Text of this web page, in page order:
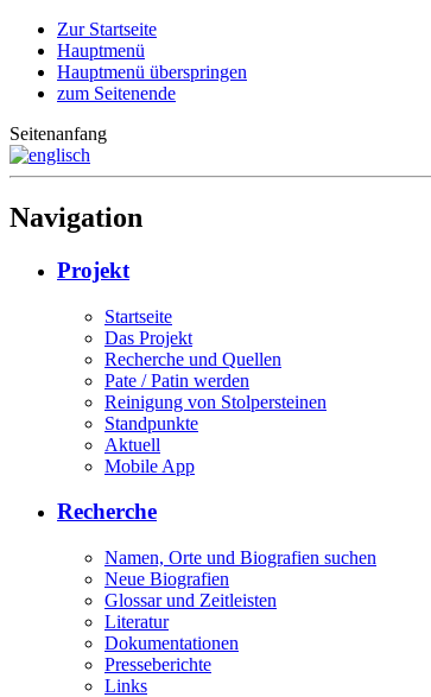
Zur Startseite
Hauptmenü
Hauptmenü überspringen
zum Seitenende
Seitenanfang
Navigation
Projekt
Startseite
Das Projekt
Recherche und Quellen
Pate / Patin werden
Reinigung von Stolpersteinen
Standpunkte
Aktuell
Mobile App
Recherche
Namen, Orte und Biografien suchen
Neue Biografien
Glossar und Zeitleisten
Literatur
Dokumentationen
Presseberichte
Links